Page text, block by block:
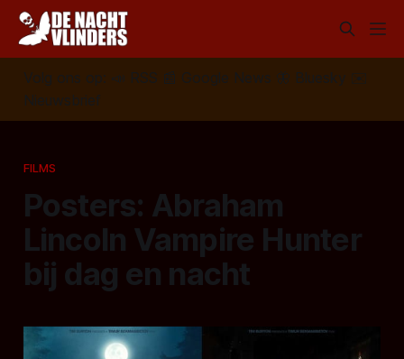
Volg ons op: 📣 RSS 📰 Google News 🦋 Bluesky
✉️
Nieuwsbrief
FILMS
Posters: Abraham
Lincoln Vampire Hunter
bij dag en nacht